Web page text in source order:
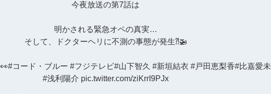
今夜放送の第7話は
明かされる緊急オペの真実…
そして、ドクターヘリに不測の事態が発生⁈🚁
#コード・ブルー #フジテレビ#山下智久 #新垣結衣 #戸田恵梨香#比嘉愛未
#浅利陽介 pic.twitter.com/ziKrrI9PJx